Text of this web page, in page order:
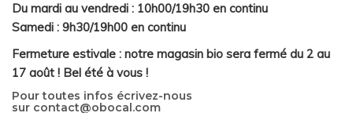
Du mardi au vendredi : 10h00/19h30 en continu
Samedi : 9h30/19h00 en continu
Fermeture estivale : notre magasin bio sera fermé du 2 au
17 août ! Bel été à vous !
Pour toutes infos écrivez-nous
sur contact@obocal.com